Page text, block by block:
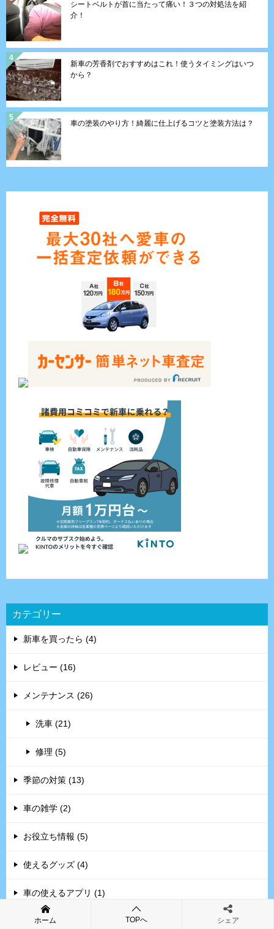
シートベルトが首に当たって痛い！３つの対処法を紹
介！
新車の芳香剤でおすすめはこれ！使うタイミングはいつ
から？
車の塗装のやり方！綺麗に仕上げるコツと塗装方法は？
カテゴリー
新車を買ったら (4)
レビュー (16)
メンテナンス (26)
洗車 (21)
修理 (5)
季節の対策 (13)
車の雑学 (2)
お役立ち情報 (5)
使えるグッズ (4)
車の使えるアプリ (1)
自動車保険 (2)
ホーム TOPへ シェア